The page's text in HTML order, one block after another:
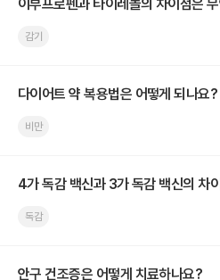
이부프로펜과 타이레놀의 차이점은
감기
다이어트 약 복용법은 어떻게 되나요?
비만
4가 독감 백신과 3가 독감 백신의 차
독감
안구 건조증은 어떻게 치료하나요?